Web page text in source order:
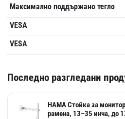
Максимално поддържано тегло
VESA
VESA
Последно разгледани
HAMA Стойка за
рамена, 13–35 инча, до